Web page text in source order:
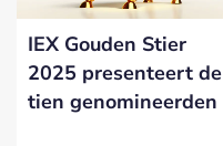
IEX Gouden Stier
2025 presenteert de
tien genomineerden